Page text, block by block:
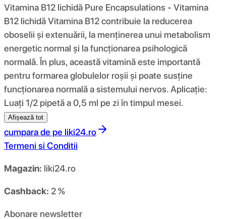
Vitamina B12 lichidă Pure Encapsulations - Vitamina
B12 lichidă Vitamina B12 contribuie la reducerea
oboselii și extenuării, la menținerea unui metabolism
energetic normal și la funcționarea psihologică
normală. În plus, această vitamină este importantă
pentru formarea globulelor roșii și poate susține
funcționarea normală a sistemului nervos. Aplicație:
Luați 1/2 pipetă a 0,5 ml pe zi în timpul mesei.
Afișează tot
cumpara de pe liki24.ro
Termeni si Conditii
Magazin: liki24.ro
Cashback: 2 %
Abonare newsletter